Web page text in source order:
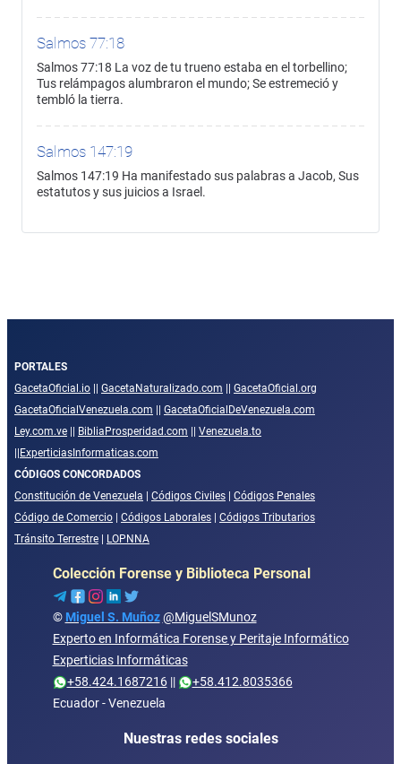
Salmos 77:18
Salmos 77:18 La voz de tu trueno estaba en el torbellino;
Tus relámpagos alumbraron el mundo; Se estremeció y
tembló la tierra.
Salmos 147:19
Salmos 147:19 Ha manifestado sus palabras a Jacob, Sus
estatutos y sus juicios a Israel.
PORTALES
GacetaOficial.io
GacetaNaturalizado.com
GacetaOficial.org
GacetaOficialVenezuela.com
GacetaOficialDeVenezuela.com
Ley.com.ve
BibliaProsperidad.com
Venezuela.to
ExperticiasInformaticas.com
CÓDIGOS CONCORDADOS
Constitución de Venezuela
Códigos Civiles
Códigos Penales
Código de Comercio
Códigos Laborales
Códigos Tributarios
Tránsito Terrestre
LOPNNA
Colección Forense y Biblioteca Personal
© Miguel S. Muñoz @MiguelSMunoz
Experto en Informática Forense y Peritaje Informático
Experticias Informáticas
+58.424.1687216||
+58.412.8035366
Ecuador - Venezuela
Nuestras redes sociales